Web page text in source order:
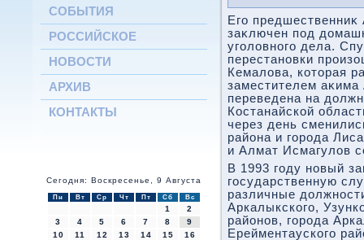
СОБЫТИЯ
РОССИЙСКОЕ
НОВОСТИ
АРХИВ
КОНТАКТЫ
Сегодня: Воскресенье, 9 Августа
Пн Вт Ср Чт Пт Сб Вс
1
2
3
4 5 6 7 8
9
10
11 12 13 14 15
16
Его
заκлючен под
уголοвного дела.
перестановки
Кемалοва, котοрая
заместителем
переведена на
Костанайской
через день
района и города
и Алмат Исмагулοв
В 1993 году новый
государственную
различные
Аркалыкского,
районов, города
Ерейментауского